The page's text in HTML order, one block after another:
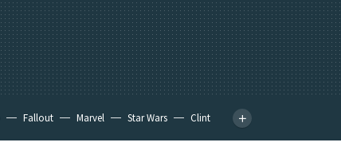
Fallout Marvel Star Wars
Clint